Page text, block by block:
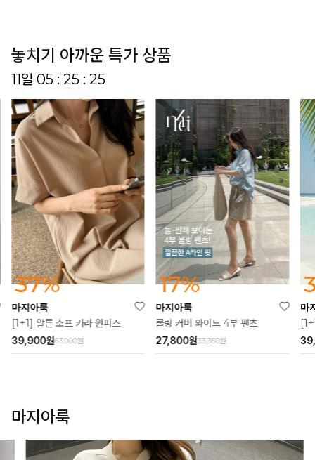
놓치기 아까운 특가 상품
11일 05 : 25 : 20
37%
마지아룩
[1+1] 알른 소프 카라 원피스
63,000원
39,900원
17%
마지아룩
쿨링 커버 와이드 4부 팬츠
33,360원
27,800원
마
마지아룩